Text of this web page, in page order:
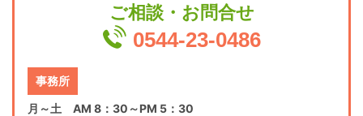
ご相談・お問合せ
0544-23-0486
事務所
月～土 AM 8：30～PM 5：30